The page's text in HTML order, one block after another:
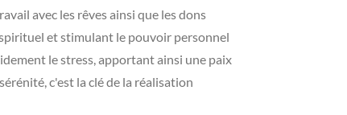
avec les rêves ainsi que les dons
et stimulant le pouvoir personnel
le stress, apportant ainsi une paix
c'est la clé de la réalisation